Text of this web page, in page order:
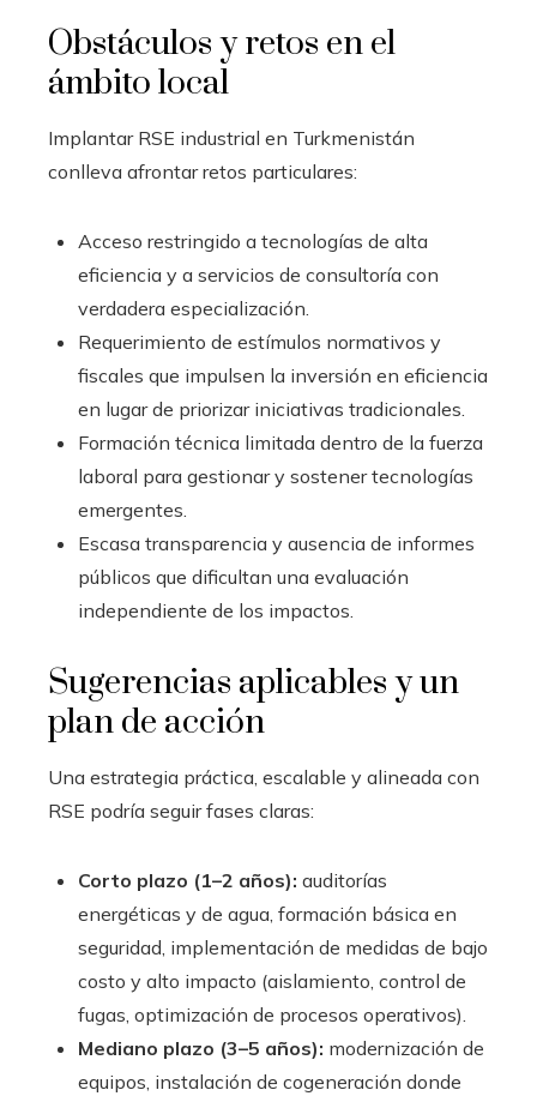
Obstáculos y retos en el
ámbito local
Implantar RSE industrial en Turkmenistán
conlleva afrontar retos particulares:
Acceso restringido a tecnologías de alta
eficiencia y a servicios de consultoría con
verdadera especialización.
Requerimiento de estímulos normativos y
fiscales que impulsen la inversión en eficiencia
en lugar de priorizar iniciativas tradicionales.
Formación técnica limitada dentro de la fuerza
laboral para gestionar y sostener tecnologías
emergentes.
Escasa transparencia y ausencia de informes
públicos que dificultan una evaluación
independiente de los impactos.
Sugerencias aplicables y un
plan de acción
Una estrategia práctica, escalable y alineada con
RSE podría seguir fases claras:
Corto plazo (1–2 años): auditorías
energéticas y de agua, formación básica en
seguridad, implementación de medidas de bajo
costo y alto impacto (aislamiento, control de
fugas, optimización de procesos operativos).
Mediano plazo (3–5 años): modernización de
equipos, instalación de cogeneración donde